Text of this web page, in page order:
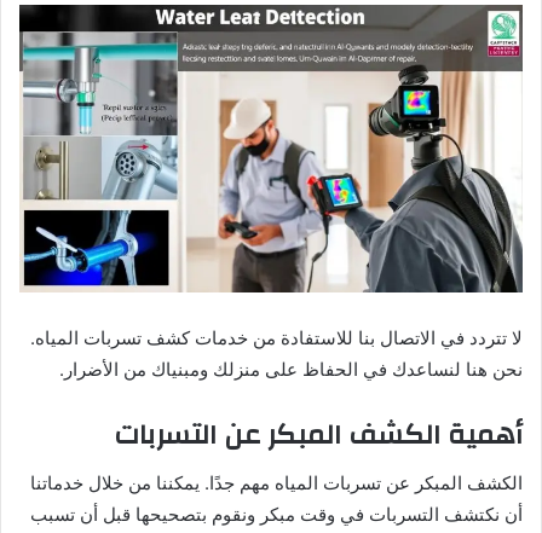
لا تتردد في الاتصال بنا للاستفادة من خدمات كشف تسربات المياه.
نحن هنا لنساعدك في الحفاظ على منزلك ومبنياك من الأضرار.
أهمية الكشف المبكر عن التسربات
الكشف المبكر عن تسربات المياه مهم جدًا. يمكننا من خلال خدماتنا
أن نكتشف التسربات في وقت مبكر ونقوم بتصحيحها قبل أن تسبب